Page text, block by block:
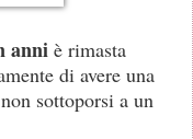
anni è rimasta
di avere una
sottoporsi a un